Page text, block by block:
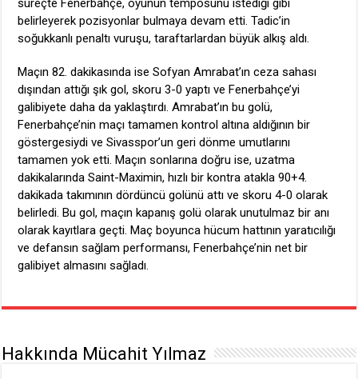
süreçte Fenerbahçe, oyunun temposunu istediği gibi
belirleyerek pozisyonlar bulmaya devam etti. Tadic’in
soğukkanlı penaltı vuruşu, taraftarlardan büyük alkış aldı.
Maçın 82. dakikasında ise Sofyan Amrabat’ın ceza sahası
dışından attığı şık gol, skoru 3-0 yaptı ve Fenerbahçe’yi
galibiyete daha da yaklaştırdı. Amrabat’ın bu golü,
Fenerbahçe’nin maçı tamamen kontrol altına aldığının bir
göstergesiydi ve Sivasspor’un geri dönme umutlarını
tamamen yok etti. Maçın sonlarına doğru ise, uzatma
dakikalarında Saint-Maximin, hızlı bir kontra atakla 90+4.
dakikada takımının dördüncü golünü attı ve skoru 4-0 olarak
belirledi. Bu gol, maçın kapanış golü olarak unutulmaz bir anı
olarak kayıtlara geçti. Maç boyunca hücum hattının yaratıcılığı
ve defansın sağlam performansı, Fenerbahçe’nin net bir
galibiyet almasını sağladı.
Hakkında Mücahit Yılmaz